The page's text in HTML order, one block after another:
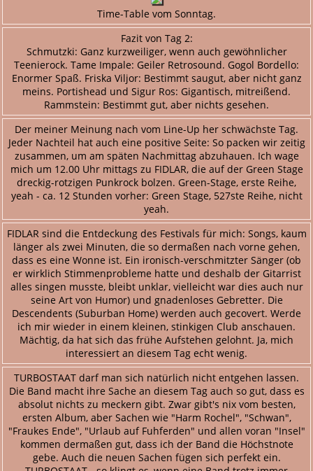
Time-Table vom Sonntag.
Fazit von Tag 2:
Schmutzki: Ganz kurzweiliger, wenn auch gewöhnlicher
Teenierock. Tame Impale: Geiler Retrosound. Gogol Bordello:
Enormer Spaß. Friska Viljor: Bestimmt saugut, aber nicht ganz
meins. Portishead und Sigur Ros: Gigantisch, mitreißend.
Rammstein: Bestimmt gut, aber nichts gesehen.
Der meiner Meinung nach vom Line-Up her schwächste Tag.
Jeder Nachteil hat auch eine positive Seite: So packen wir zeitig
zusammen, um am späten Nachmittag abzuhauen. Ich wage
mich um 12.00 Uhr mittags zu FIDLAR, die auf der Green Stage
dreckig-rotzigen Punkrock bolzen. Green-Stage, erste Reihe,
yeah - ca. 12 Stunden vorher: Green Stage, 527ste Reihe, nicht
yeah.
FIDLAR sind die Entdeckung des Festivals für mich: Songs, kaum
länger als zwei Minuten, die so dermaßen nach vorne gehen,
dass es eine Wonne ist. Ein ironisch-verschmitzter Sänger (ob
er wirklich Stimmenprobleme hatte und deshalb der Gitarrist
alles singen musste, bleibt unklar, vielleicht war dies auch nur
seine Art von Humor) und gnadenloses Gebretter. Die
Descendents (Suburban Home) werden auch gecovert. Werde
ich mir wieder in einem kleinen, stinkigen Club anschauen.
Mächtig, da hat sich das frühe Aufstehen gelohnt. Ja, mich
interessiert an diesem Tag echt wenig.
TURBOSTAAT darf man sich natürlich nicht entgehen lassen.
Die Band macht ihre Sache an diesem Tag auch so gut, dass es
absolut nichts zu meckern gibt. Zwar gibt's nix vom besten,
ersten Album, aber Sachen wie "Harm Rochel", "Schwan",
"Fraukes Ende", "Urlaub auf Fuhferden" und allen voran "Insel"
kommen dermaßen gut, dass ich der Band die Höchstnote
gebe. Auch die neuen Sachen fügen sich perfekt ein.